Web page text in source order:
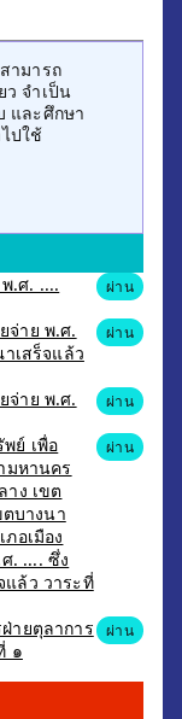
ามารถ
ว จำเป็น
และศึกษา
ปใช้
.ศ. ....
ผ่าน
จ่าย พ.ศ.
เสร็จแล้ว
ผ่าน
จ่าย พ.ศ.
ผ่าน
ย์ เพื่อ
มหานคร
ง เขต
ตบางนา
อเมือง
. .... ซึ่ง
ล้ว วาระที่
ผ่าน
ายตุลาการ
๑
ผ่าน